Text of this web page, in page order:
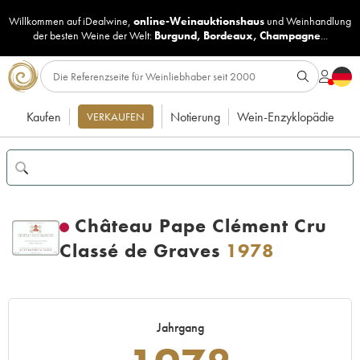
Willkommen auf iDealwine, online-Weinauktionshaus undWeinhandlung
der besten Weine der Welt: Burgund, Bordeaux, Champagne...
Kaufen VERKAUFEN Notierung Wein-Enzyklopädie
Château Pape Clément Cru
Classé de Graves 1978
Jahrgang